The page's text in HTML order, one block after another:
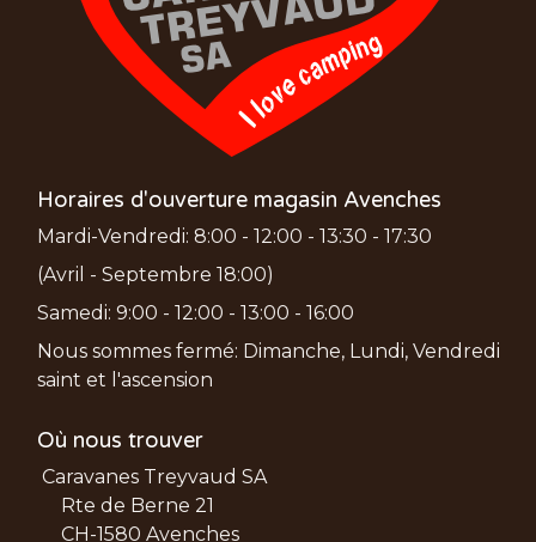
Horaires d'ouverture magasin Avenches
Mardi-Vendredi: 8:00 - 12:00 - 13:30 - 17:30
(Avril - Septembre 18:00)
Samedi: 9:00 - 12:00 - 13:00 - 16:00
Nous sommes fermé: Dimanche, Lundi, Vendredi
saint et l'ascension
Où nous trouver
Caravanes Treyvaud SA
Rte de Berne 21
CH-1580 Avenches